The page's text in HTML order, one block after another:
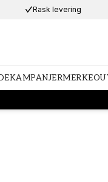
Rask levering
KAMPANJERMERKE